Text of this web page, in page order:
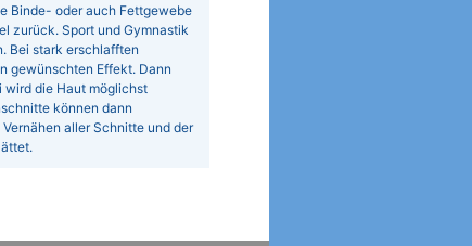
Binde- oder auch Fettgewebe
zurück. Sport und Gymnastik
Bei stark erschlafften
gewünschten Effekt. Dann
wird die Haut möglichst
können dann
aller Schnitte und der